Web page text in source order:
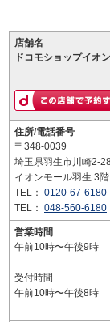
店舗名
ドコモショップイオ
住所/電話番号
〒348-0039
埼玉県羽生市川崎2-
イオンモール羽生 3階
TEL： 0120-67-6180
TEL： 048-560-6180
営業時間
午前10時〜午後9時
受付時間
午前10時〜午後8時